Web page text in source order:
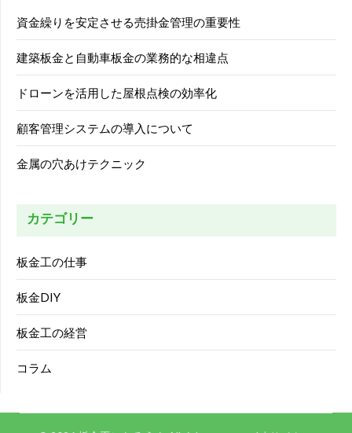
資金繰りを安定させる売掛金管理の重要性
建築板金と自動車板金の業務的な相違点
ドローンを活用した屋根点検の効率化
顧客管理システムの導入について
金属の穴あけテクニック
カテゴリー
板金工の仕事
板金DIY
板金工の経営
コラム